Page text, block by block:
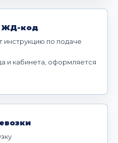
ЖД-код
инструкцию по подаче
и кабинета, оформляется